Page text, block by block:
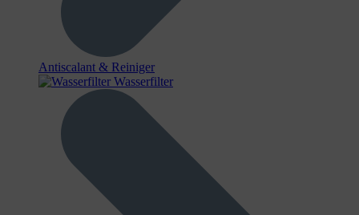
Antiscalant & Reiniger
Wasserfilter